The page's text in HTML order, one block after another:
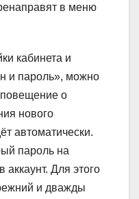
в меню
кабинета и
и пароль», можно
о
нового
автоматически.
пароль на
Для этого
и дважды